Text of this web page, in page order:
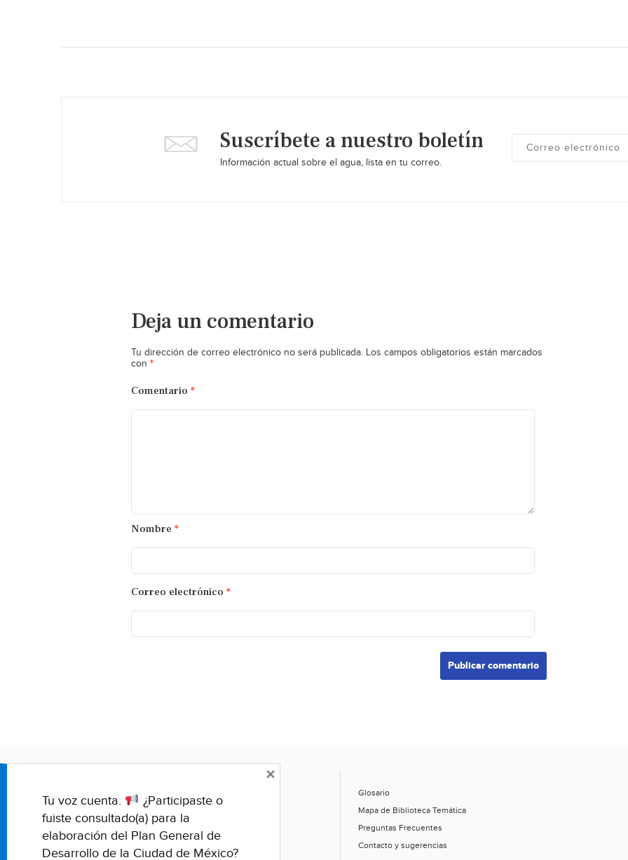
Suscríbete a nuestro boletín
Información actual sobre el agua, lista en tu correo.
Deja un comentario
Tu dirección de correo electrónico no será publicada. Los campos obligatorios están marcados
con *
Comentario *
Nombre *
Correo electrónico *
Glosario
Mapa de Biblioteca Temática
Preguntas Frecuentes
Contacto y sugerencias
Tu voz cuenta.
¿Participaste o
fuiste consultado(a) para la
elaboración del Plan General de
Desarrollo de la Ciudad de México?
×